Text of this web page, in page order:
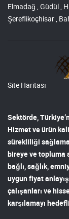
Elmadağ , Güdül ,
Şereflikoçhisar ,
Site Haritası
Sektörde,
Hizmet ve ürün
sürekliliği
bireye ve topluma
bağlı, sağlık,
uygun fiyat
çalışanları ve
karşılamayı